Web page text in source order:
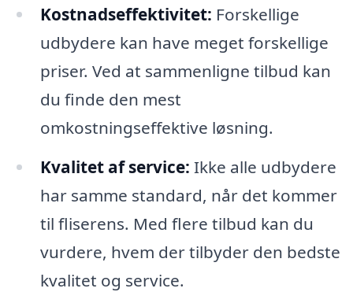
Kostnadseffektivitet: Forskellige
udbydere kan have meget forskellige
priser. Ved at sammenligne tilbud kan
du finde den mest
omkostningseffektive løsning.
Kvalitet af service: Ikke alle udbydere
har samme standard, når det kommer
til fliserens. Med flere tilbud kan du
vurdere, hvem der tilbyder den bedste
kvalitet og service.